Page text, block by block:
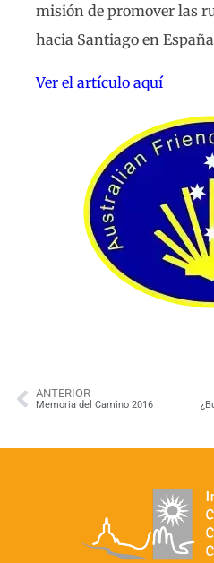
misión de promover las
hacia Santiago en
Ver el artículo aquí
ANTERIOR
Memoria del Camino 2016